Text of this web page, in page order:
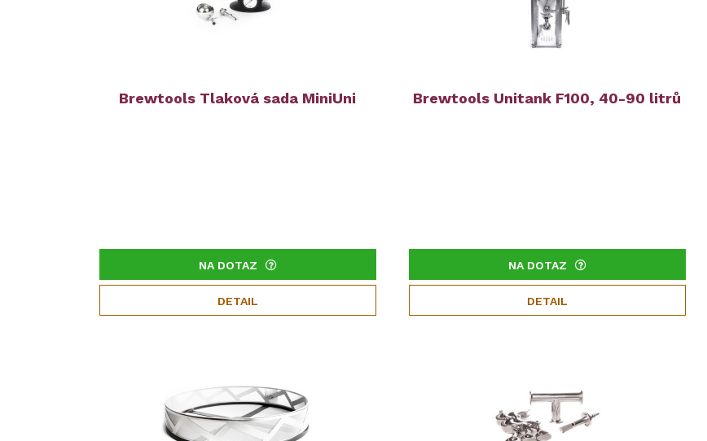
Brewtools Tlaková sada MiniUni
NA DOTAZ
DETAIL
Brewtools Unitank F100, 40-90 litrů
NA DOTAZ
DETAIL